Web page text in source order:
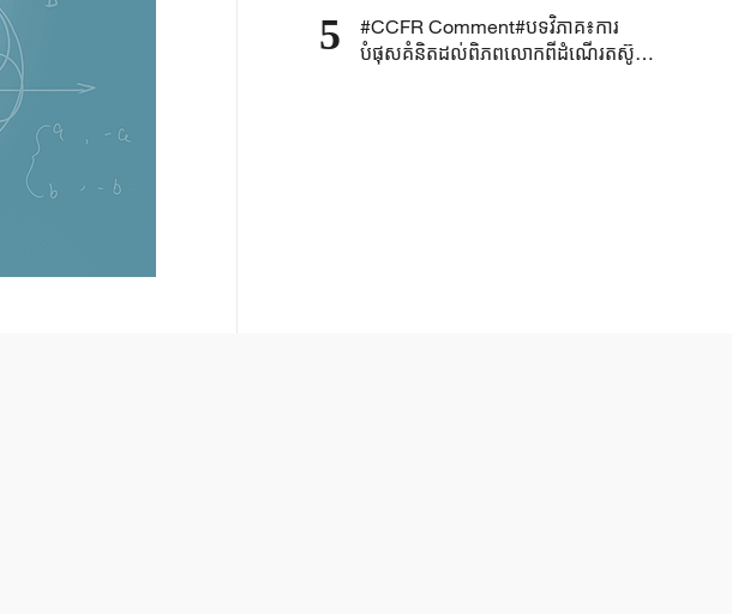
បាននូវវឌ្ឍនភាពដ៏អស្ចារ្យរបស់ប្រទេសចិន
5
#CCFR Comment#បទវិភាគ៖ការ
បំផុសគំនិតដល់ពិភពលោកពីដំណើរតស៊ូ